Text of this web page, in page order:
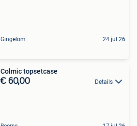
Gingelom 24 jul 26
Colmic topsetcase
€ 60,00 Details